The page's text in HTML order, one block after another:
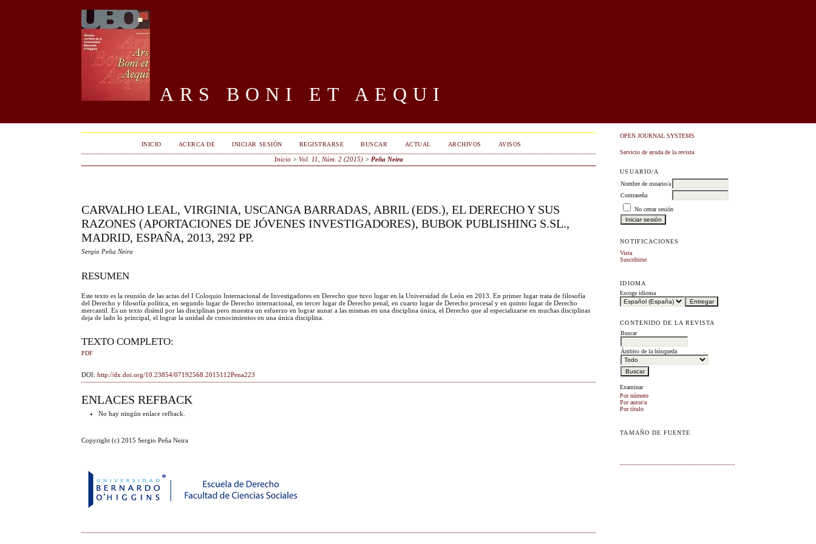
ARS BONI ET AEQUI
OPEN JOURNAL SYSTEMS
Servicio de ayuda de la revista
USUARIO/A
Nombre de usuario/a
Contraseña
No cerrar sesión
NOTIFICACIONES
Vista
Suscribirse
IDIOMA
Escoge idioma
CONTENIDO DE LA REVISTA
Buscar
Ámbito de la búsqueda
Examinar
Por número
Por autor/a
Por título
TAMAÑO DE FUENTE
INICIO ACERCA DE INICIAR SESIÓN REGISTRARSE BUSCAR ACTUAL ARCHIVOS AVISOS
Inicio> Vol. 11, Núm. 2 (2015)> Peña Neira
CARVALHO LEAL, VIRGINIA, USCANGA BARRADAS, ABRIL (EDS.), EL DERECHO Y SUS
RAZONES (APORTACIONES DE JÓVENES INVESTIGADORES), BUBOK PUBLISHING S.SL.,
MADRID, ESPAÑA, 2013, 292 PP.
Sergio Peña Neira
RESUMEN
Este texto es la reunión de las actas del I Coloquio Internacional de Investigadores en Derecho que tuvo lugar en la Universidad de León en 2013. En primer lugar trata de filosofía
del Derecho y filosofía política, en segundo lugar de Derecho internacional, en tercer lugar de Derecho penal, en cuarto lugar de Derecho procesal y en quinto lugar de Derecho
mercantil. Es un texto disímil por las disciplinas pero muestra un esfuerzo en lograr aunar a las mismas en una disciplina única, el Derecho que al especializarse en muchas disciplinas
deja de lado lo principal, el lograr la unidad de conocimientos en una única disciplina.
TEXTO COMPLETO:
PDF
DOI:http://dx.doi.org/10.23854/07192568.2015112Pena223
ENLACES REFBACK
No hay ningún enlace refback.
Copyright (c) 2015 Sergio Peña Neira